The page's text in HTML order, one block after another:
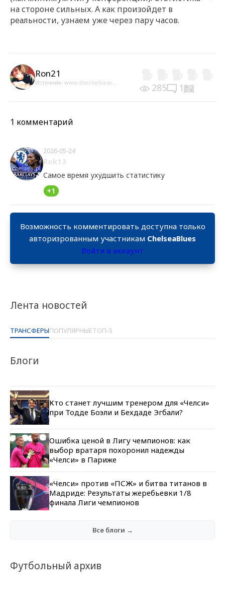
Лента новостей
ТРАНСФЕРЫПОПУЛЯРНЫЕТОП-5
Блоги
Кто станет лучшим тренером для «Челси»
при Тодде Боэли и Бехдаде Эгбали?
Ошибка ценой в Лигу чемпионов: как
выбор вратаря похоронил надежды
«Челси» в Париже
«Челси» против «ПСЖ» и битва титанов в
Мадриде: Результаты жеребьевки 1/8
финала Лиги чемпионов
Все блоги →
Футбольный архив
на стороне сильных. А как произойдет в
реальности, узнаем уже через пару часов.
Ron21
Источник: www.thechelseac... 285 1
1 комментарий
2026-05-24
Rok13
Самое время ухудшить статистику
+1
Возможность комментировать доступна только
авторизрованным участникам ChelseaBlues
Войти в аккаунт